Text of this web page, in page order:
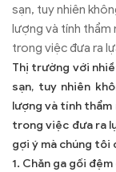
sạn, tuy nhiên
lượng và tính thẩm
trong việc đưa ra
gợi ý mà chúng tôi
Thị trường với
sạn, tuy nhiên
lượng và tính thẩm
trong việc đưa ra
gợi ý mà chúng tôi
1. Chăn ga gối